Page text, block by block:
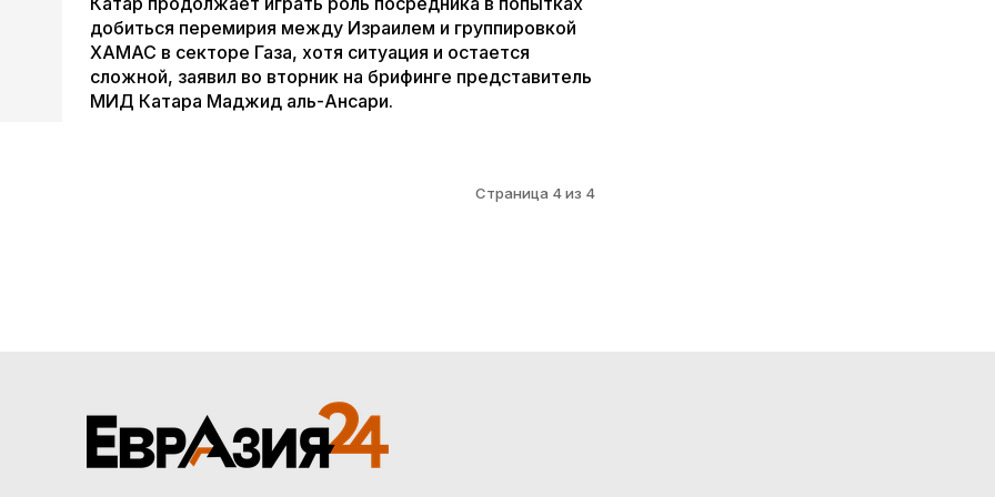
добиться перемирия между Израилем и группировкой
ХАМАС в секторе Газа, хотя ситуация и остается
сложной, заявил во вторник на брифинге представитель
МИД Катара Маджид аль-Ансари.
Страница 4 из 4